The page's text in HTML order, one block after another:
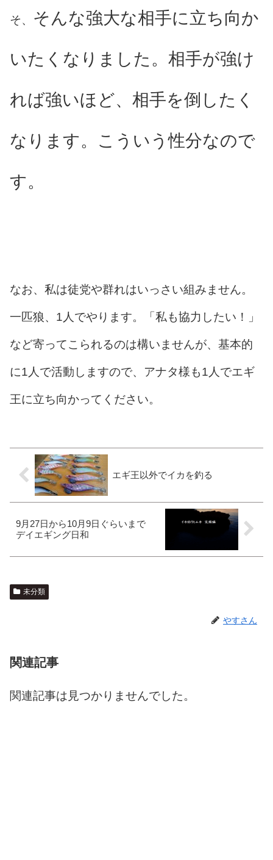
そ、 そんな強大な相手に立ち向か
いたくなりました。相手が強け
れば強いほど、相手を倒したく
なります。こういう性分なので
す。
なお、私は徒党や群れはいっさい組みません。
一匹狼、1人でやります。「私も協力したい！」
など寄ってこられるのは構いませんが、基本的
に1人で活動しますので、アナタ様も1人でエギ
王に立ち向かってください。
エギ王以外でイカを釣る
9月27日から10月9日ぐらいまで
デイエギング日和
未分類
やすさん
関連記事
関連記事は見つかりませんでした。